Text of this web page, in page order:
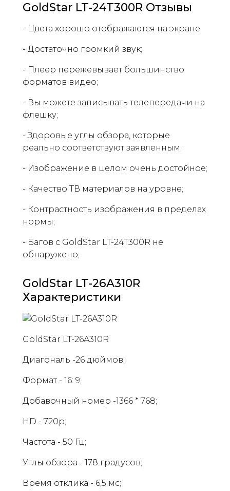
GoldStar LT-24T300R Отзывы
- Цвета хорошо отображаются на экране;
- Достаточно громкий звук;
- Плеер пережевывает большинство
форматов видео;
- Вы можете записывать телепередачи на
флешку;
- Здоровые углы обзора, которые
реально соответствуют заявленным;
- Изображение в целом очень достойное;
- Качество ТВ материалов на уровне;
- Контрастность изображения в пределах
нормы;
- Багов с GoldStar LT-24T300R не
обнаружено;
GoldStar LT-26A310R
Характеристики
GoldStar LT-26A310R
Диагональ -26 дюймов;
Формат - 16: 9;
Добавочный номер -1366 * 768;
HD - 720p;
Частота - 50 Гц;
Углы обзора - 178 градусов;
Время отклика - 6,5 мс;